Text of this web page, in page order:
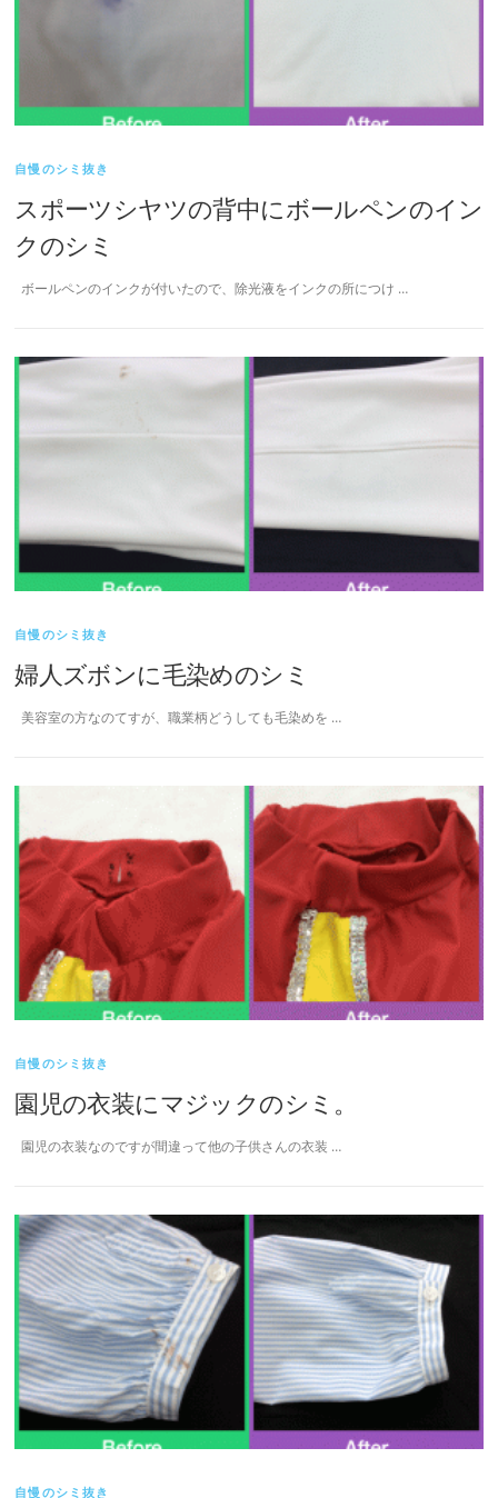
自慢のシミ抜き
スポーツシヤツの背中にボールペンのイン
クのシミ
ボールペンのインクが付いたので、除光液をインクの所につけ …
自慢のシミ抜き
婦人ズボンに毛染めのシミ
美容室の方なのてすが、職業柄どうしても毛染めを …
自慢のシミ抜き
園児の衣装にマジックのシミ。
園児の衣装なのですが間違って他の子供さんの衣装 …
自慢のシミ抜き